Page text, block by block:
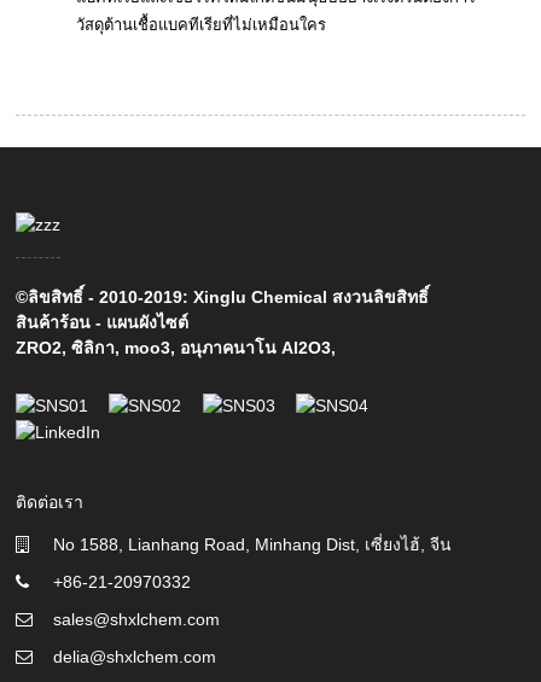
วัสดุต้านเชื้อแบคทีเรียที่ไม่เหมือนใคร
©ลิขสิทธิ์ - 2010-2019: Xinglu Chemical สงวนลิขสิทธิ์
สินค้าร้อน - แผนผังไซต์
ZRO2,ซิลิกา, moo3, อนุภาคนาโน Al2O3,
ติดต่อเรา
No 1588, Lianhang Road, Minhang Dist, เซี่ยงไฮ้, จีน
+86-21-20970332
sales@shxlchem.com
delia@shxlchem.com